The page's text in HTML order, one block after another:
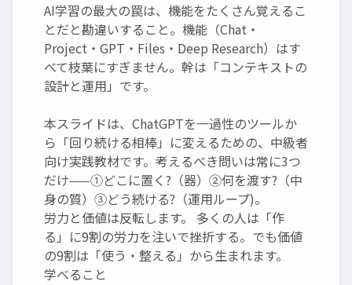
AI学習の最大の罠は、機能をたくさん覚えるこ
とだと勘違いすること。機能（Chat・
Project・GPT・Files・Deep Research）はす
べて枝葉にすぎません。幹は「コンテキストの
設計と運用」です。
本スライドは、ChatGPTを一過性のツールか
ら「回り続ける相棒」に変えるための、中級者
向け実践教材です。考えるべき問いは常に3つ
だけ——①どこに置く?（器）②何を渡す?（中
身の質）③どう続ける?（運用ループ)。
労力と価値は反転します。 多くの人は「作
る」に9割の労力を注いで挫折する。でも価値
の9割は「使う・整える」から生まれます。
学べること